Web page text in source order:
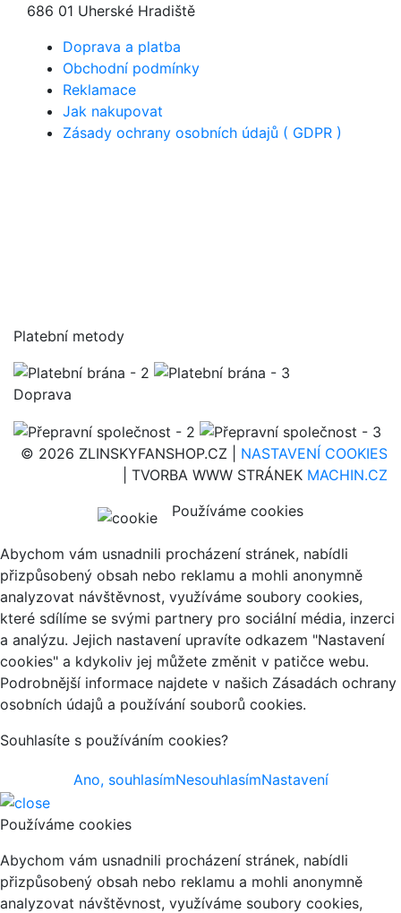
686 01 Uherské Hradiště
Doprava a platba
Obchodní podmínky
Reklamace
Jak nakupovat
Zásady ochrany osobních údajů ( GDPR )
Platební metody
Doprava
© 2026 ZLINSKYFANSHOP.CZ | NASTAVENÍ COOKIES
| TVORBA WWW STRÁNEK MACHIN.CZ
Používáme cookies
Abychom vám usnadnili procházení stránek, nabídli
přizpůsobený obsah nebo reklamu a mohli anonymně
analyzovat návštěvnost, využíváme soubory cookies,
které sdílíme se svými partnery pro sociální média, inzerci
a analýzu. Jejich nastavení upravíte odkazem "Nastavení
cookies" a kdykoliv jej můžete změnit v patičce webu.
Podrobnější informace najdete v našich Zásadách ochrany
osobních údajů a používání souborů cookies.
Souhlasíte s používáním cookies?
Ano, souhlasímNesouhlasímNastavení
Používáme cookies
Abychom vám usnadnili procházení stránek, nabídli
přizpůsobený obsah nebo reklamu a mohli anonymně
analyzovat návštěvnost, využíváme soubory cookies,